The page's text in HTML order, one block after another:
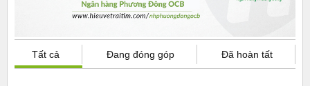
Tất cả Đang đóng góp Đã hoàn tất